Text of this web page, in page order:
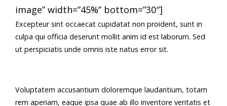
image” width=”45%” bottom=”30″]
Excepteur sint occaecat cupidatat non proident, sunt in
culpa qui officia deserunt mollit anim id est laborum. Sed
ut perspiciatis unde omnis iste natus error sit.
Voluptatem accusantium doloremque laudantium, totam
rem aperiam, eaque ipsa quae ab illo inventore veritatis et